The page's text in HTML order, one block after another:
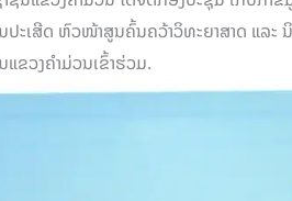
ະເສີດ ຫົວໜ້າສູນຄົ້ນຄວ້າວິທະຍາສາດ ແລ
ຂວງຄໍາມ່ວນເຂົ້າຮ່ວມ.